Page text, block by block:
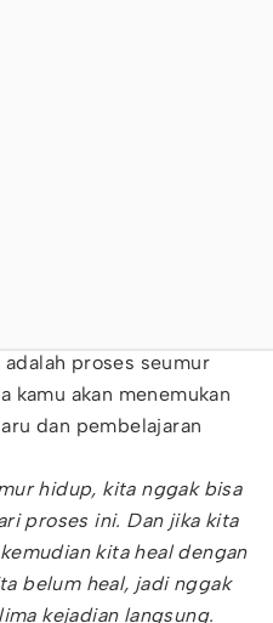
proses seumur
kamu akan menemukan
dan pembelajaran
hidup, kita nggak bisa
proses ini. Dan jika kita
kita heal dengan
belum heal, jadi nggak
kejadian langsung.